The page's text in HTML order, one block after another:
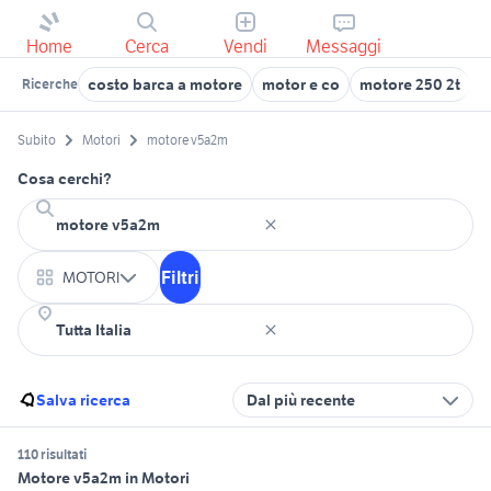
Home Cerca Vendi Messaggi
Ricerche costo barca a motore motor e co motore 250 2t
Subito Motori motore v5a2m
Cosa cerchi?
MOTORI Filtri
Salva ricerca Dal più recente
110 risultati
Motore v5a2m in Motori